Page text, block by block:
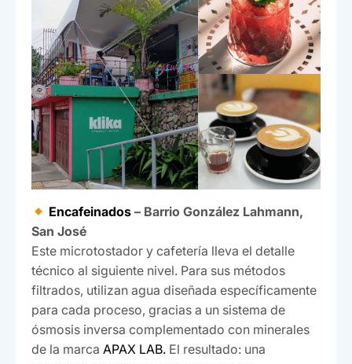
Encafeinados – Barrio González Lahmann,
San José
Este microtostador y cafetería lleva el detalle
técnico al siguiente nivel. Para sus métodos
filtrados, utilizan agua diseñada específicamente
para cada proceso, gracias a un sistema de
ósmosis inversa complementado con minerales
de la marca APAX LAB. El resultado: una